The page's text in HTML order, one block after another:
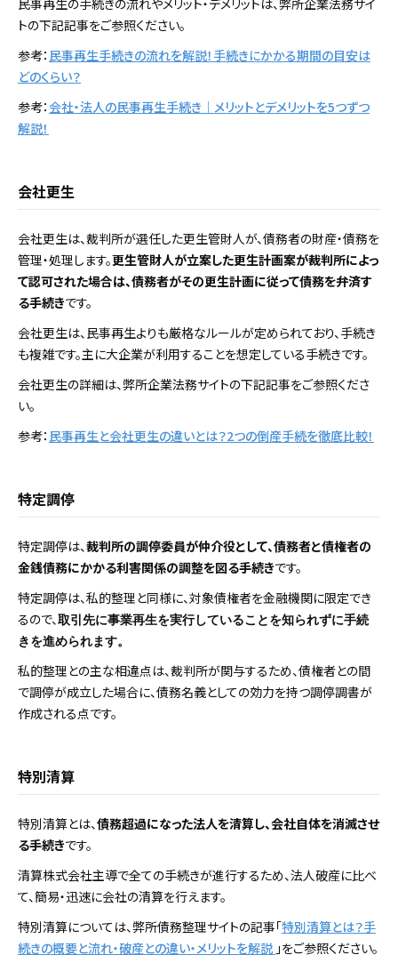
トの下記記事をご参照ください。
参考： 民事再生手続きの流れを解説！手続きにかかる期間の目安は
どのくらい？
参考：会社・法人の民事再生手続き｜メリットとデメリットを5つずつ
解説！
会社更生
会社更生は、裁判所が選任した更生管財人が、債務者の財産・債務を
管理・処理します。更生管財人が立案した更生計画案が裁判所によっ
て認可された場合は、債務者がその更生計画に従って債務を弁済す
る手続きです。
会社更生は、民事再生よりも厳格なルールが定められており、手続き
も複雑です。主に大企業が利用することを想定している手続きです。
会社更生の詳細は、弊所企業法務サイトの下記記事をご参照くださ
い。
参考： 民事再生と会社更生の違いとは？2つの倒産手続を徹底比較！
特定調停
特定調停は、裁判所の調停委員が仲介役として、債務者と債権者の
金銭債務にかかる利害関係の調整を図る手続きです。
特定調停は、私的整理と同様に、対象債権者を金融機関に限定でき
るので、 取引先に事業再生を実行していることを知られずに手続
きを進められます。
私的整理との主な相違点は、裁判所が関与するため、債権者との間
で調停が成立した場合に、債務名義としての効力を持つ調停調書が
作成される点です。
特別清算
特別清算とは、債務超過になった法人を清算し、会社自体を消滅させ
る手続きです。
清算株式会社主導で全ての手続きが進行するため、法人破産に比べ
て、簡易・迅速に会社の清算を行えます。
特別清算については、弊所債務整理サイトの記事「特別清算とは？手
続きの概要と流れ・破産との違い・メリットを解説 」をご参照ください。